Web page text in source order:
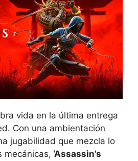
vida en la última entrega
Con una ambientación
jugabilidad que mezcla lo
mecánicas, ‘Assassin’s